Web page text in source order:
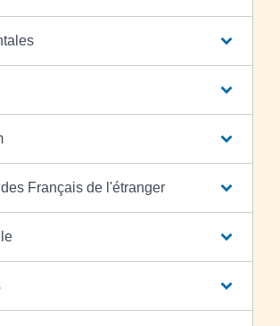
Français de l'étranger